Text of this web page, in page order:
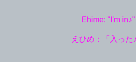
Ehime: "I'm in♪"
えひめ：「入った♪